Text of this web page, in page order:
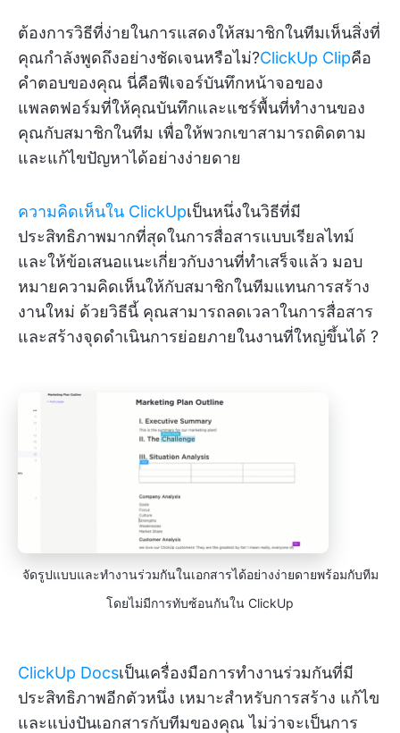
ต้องการวิธีที่ง่ายในการแสดงให้สมาชิกในทีมเห็นสิ่งที่
คุณกำลังพูดถึงอย่างชัดเจนหรือไม่?ClickUp Clipคือ
คำตอบของคุณ นี่คือฟีเจอร์บันทึกหน้าจอของ
แพลตฟอร์มที่ให้คุณบันทึกและแชร์พื้นที่ทำงานของ
คุณกับสมาชิกในทีม เพื่อให้พวกเขาสามารถติดตาม
และแก้ไขปัญหาได้อย่างง่ายดาย
ความคิดเห็นใน ClickUpเป็นหนึ่งในวิธีที่มี
ประสิทธิภาพมากที่สุดในการสื่อสารแบบเรียลไทม์
และให้ข้อเสนอแนะเกี่ยวกับงานที่ทำเสร็จแล้ว มอบ
หมายความคิดเห็นให้กับสมาชิกในทีมแทนการสร้าง
งานใหม่ ด้วยวิธีนี้ คุณสามารถลดเวลาในการสื่อสาร
และสร้างจุดดำเนินการย่อยภายในงานที่ใหญ่ขึ้นได้ ?
จัดรูปแบบและทำงานร่วมกันในเอกสารได้อย่างง่ายดายพร้อมกับทีม
โดยไม่มีการทับซ้อนกันใน ClickUp
ClickUp Docsเป็นเครื่องมือการทำงานร่วมกันที่มี
ประสิทธิภาพอีกตัวหนึ่ง เหมาะสำหรับการสร้าง แก้ไข
และแบ่งปันเอกสารกับทีมของคุณ ไม่ว่าจะเป็นการ